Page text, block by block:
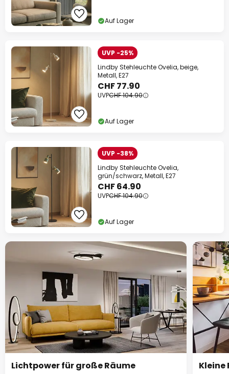
Auf Lager
UVP -25%
Lindby Stehleuchte Ovelia, beige,
Metall, E27
CHF 77.90
UVPCHF 104.90
Auf Lager
UVP -38%
Lindby Stehleuchte Ovelia,
grün/schwarz, Metall, E27
CHF 64.90
UVPCHF 104.90
Auf Lager
Lichtpower für große Räume
Kleine